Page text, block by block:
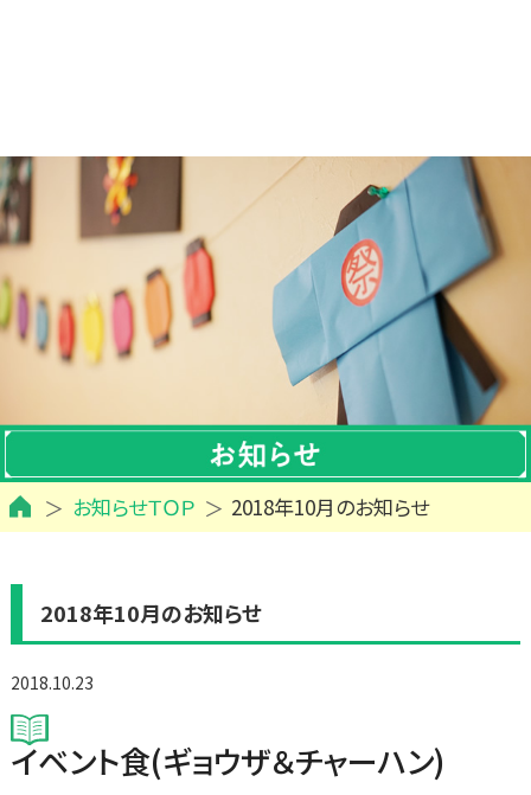
お知らせＴＯＰ 2018年10月のお知らせ
2018年10月のお知らせ
2018.10.23
イベント食(ギョウザ＆チャーハン)